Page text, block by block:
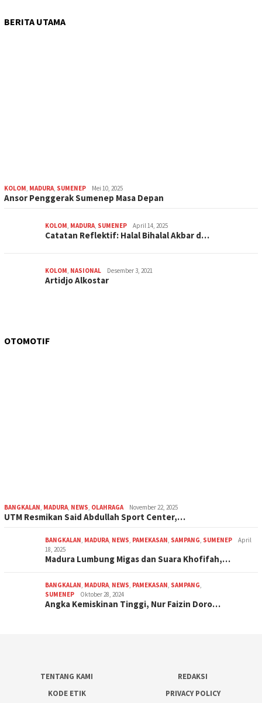
BERITA UTAMA
KOLOM, MADURA, SUMENEP Mei 10, 2025
Ansor Penggerak Sumenep Masa Depan
KOLOM, MADURA, SUMENEP April 14, 2025
Catatan Reflektif: Halal Bihalal Akbar d…
KOLOM, NASIONAL Desember 3, 2021
Artidjo Alkostar
OTOMOTIF
BANGKALAN, MADURA, NEWS, OLAHRAGA November 22, 2025
UTM Resmikan Said Abdullah Sport Center,…
BANGKALAN, MADURA, NEWS, PAMEKASAN, SAMPANG, SUMENEP
April
18, 2025
Madura Lumbung Migas dan Suara Khofifah,…
BANGKALAN, MADURA, NEWS, PAMEKASAN, SAMPANG,
SUMENEP
Oktober 28, 2024
Angka Kemiskinan Tinggi, Nur Faizin Doro…
TENTANG KAMI
REDAKSI
KODE ETIK
PRIVACY POLICY